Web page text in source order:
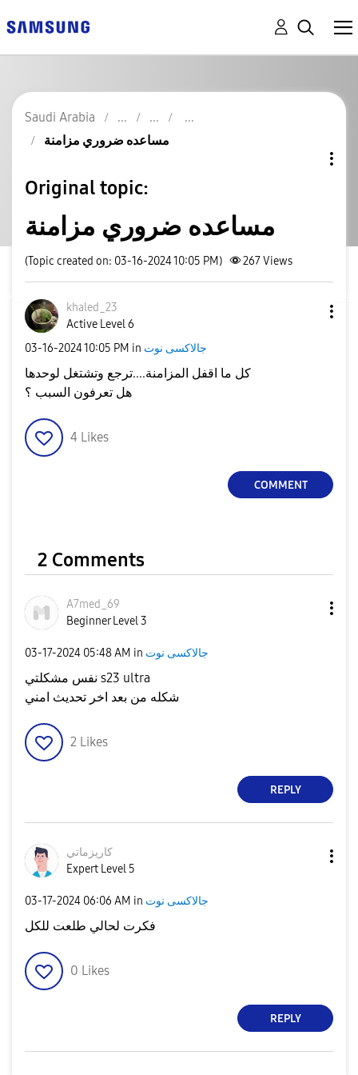
Saudi Arabia
مساعده ضروري مزامنة
Original topic:
مساعده ضروري مزامنة
(Topic created on: 03-16-2024 10:05 PM) 267Views
khaled_23
Active Level 6
‎03-16-202410:05 PM in جالاكسى نوت
هل تعرفون السبب ؟
4 Likes
COMMENT
2 Comments
A7med_69
Beginner Level 3
‎03-17-2024 05:48 AM in جالاكسى نوت
نفس مشكلتي s23 ultra
شكله من بعد اخر تحديث امني
2 Likes
REPLY
كاريزماتي
Expert Level 5
‎03-17-2024 06:06 AM in جالاكسى نوت
فكرت لحالي طلعت للكل
0 Likes
REPLY